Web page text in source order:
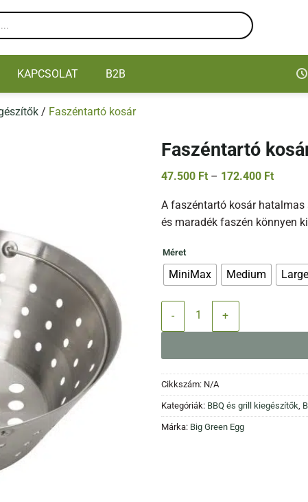
KAPCSOLAT B2B
/ Faszéntartó kosár
Faszéntartó
47.500 Ft – 172.400 Ft
A faszéntartó kosár hatalmas
és maradék faszén könnyen
Méret
MiniMax Medium Large
Faszéntartó kosár mennyiség
Cikkszám: N/A
Kategóriák: BBQ és grill kiegészítők
Márka: Big Green Egg